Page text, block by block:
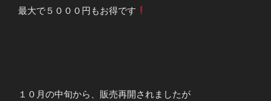
最大で５０００円もお得です
１０月の中旬から、販売再開されましたが